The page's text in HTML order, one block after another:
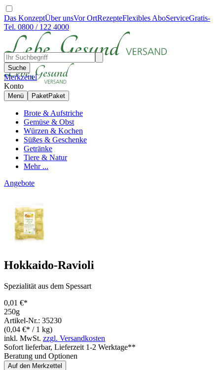
Das KonzeptÜber unsVor OrtRezepteFlexibles AboServiceGratis-
Tel. 0800 / 122 4000
Suche
Merkzettel
Konto
Menü PaketPaket
Brote & Aufstriche
Gemüse & Obst
Würzen & Kochen
Süßes & Geschenke
Getränke
Tiere & Natur
Mehr ...
Angebote
Hokkaido-Ravioli
Spezialität aus dem Spessart
0,01 €*
250g
Artikel-Nr.: 35230
(0,04 €* / 1 kg)
inkl. MwSt. zzgl. Versandkosten
Sofort lieferbar, Lieferzeit 1-2 Werktage**
Beratung und Optionen
Auf den Merkzettel